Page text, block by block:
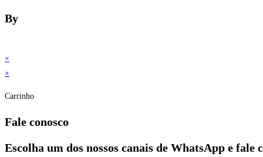
By
×
×
Carrinho
Fale conosco
Escolha um dos nossos canais de WhatsApp e fale